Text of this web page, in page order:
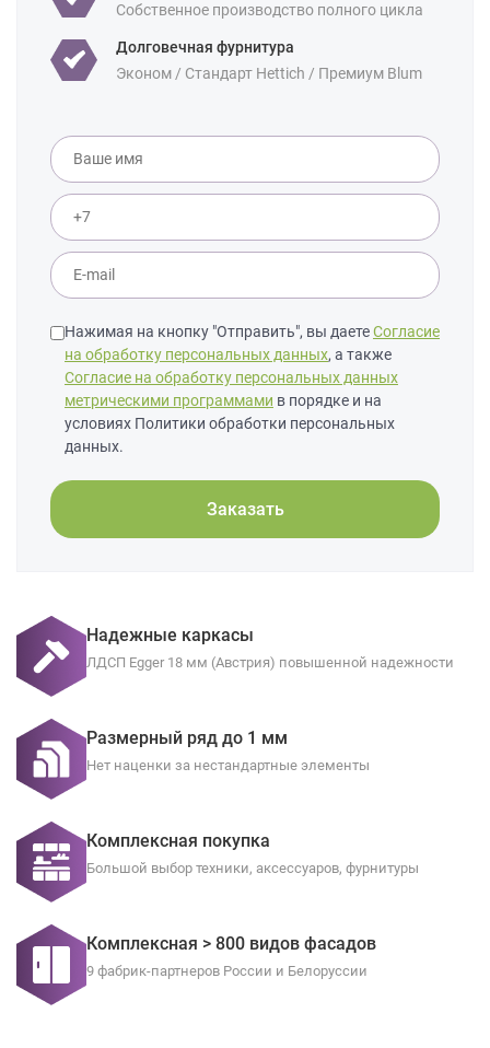
Собственное производство полного цикла
Долговечная фурнитура
Эконом / Стандарт Hettich / Премиум Blum
Нажимая на кнопку "Отправить", вы даетеСогласие
на обработку персональных данных, а также
Согласие на обработку персональных данных
метрическими программами в порядке и на
условиях Политики обработки персональных
данных.
Заказать
Надежные каркасы
ЛДСП Egger 18 мм (Австрия) повышенной надежности
Размерный ряд до 1 мм
Нет наценки за нестандартные элементы
Комплексная покупка
Большой выбор техники, аксессуаров, фурнитуры
Комплексная > 800 видов фасадов
9 фабрик-партнеров России и Белоруссии